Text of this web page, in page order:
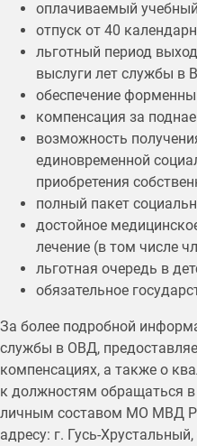
оплачиваемый
отпуск от 40
льготный период
выслуги лет службы в
обеспечение
компенсация за
возможность
единовременной
приобретения
полный пакет
достойное
лечение (в том числе
льготная очередь в
обязательное
За более подробной
службы в ОВД,
компенсациях, а также о
к должностям обращаться в
личным составом МО МВД
адресу: г. Гусь-